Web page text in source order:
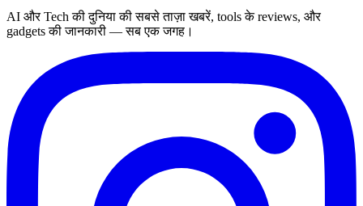
AI और Tech की दुनिया की सबसे ताज़ा खबरें, tools के reviews, और
gadgets की जानकारी — सब एक जगह।